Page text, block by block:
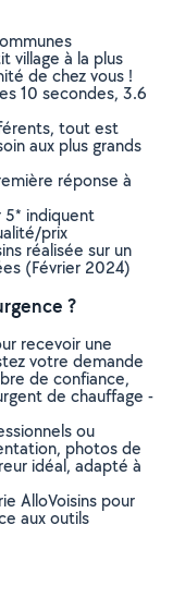
village à la plus
de chez vous !
10 secondes, 3.6
tout est
aux plus grands
réponse à
5* indiquent
prix
réalisée sur un
(Février 2024)
?
recevoir une
votre demande
de confiance,
de chauffage -
ou
photos de
idéal, adapté à
AlloVoisins pour
aux outils